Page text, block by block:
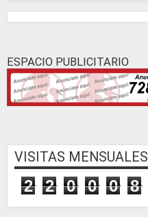
ESPACIO PUBLICITARIO
VISITAS MENSUALES
2 2 0 0 0 8